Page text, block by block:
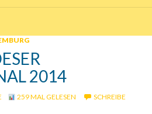
2014
259 MAL GELESEN
SCHREIBE